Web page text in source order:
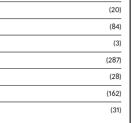
(20)
(84)
(3)
(287)
(28)
(162)
(31)